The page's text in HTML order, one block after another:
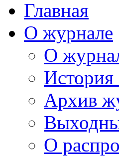
Главная
О журнале
О
История
Архив
О